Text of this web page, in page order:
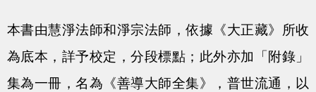
本書由慧淨法師和淨宗法師，依據《大正藏》所收
為底本，詳予校定，分段標點；此外亦加「附錄」
集為一冊，名為《善導大師全集》，普世流通，以